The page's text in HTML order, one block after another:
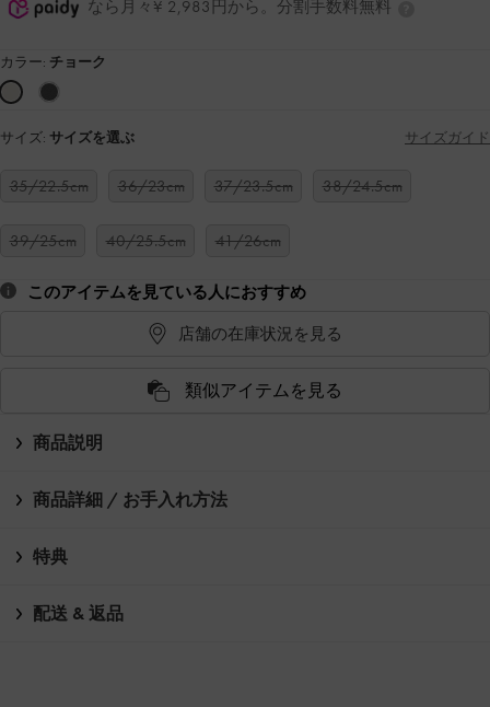
なら月々¥ 2,983円から。分割手数料無料
カラー: チョーク
サイズ: サイズを選ぶ サイズガイド
35/22.5cm 36/23cm 37/23.5cm 38/24.5cm
39/25cm 40/25.5cm 41/26cm
このアイテムを見ている人におすすめ
店舗の在庫状況を見る
類似アイテムを見る
商品説明
商品詳細 / お手入れ方法
特典
配送 & 返品